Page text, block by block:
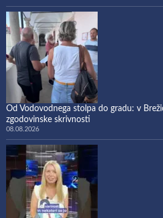
Od Vodovodnega stolpa do gradu: v
zgodovinske skrivnosti
08.08.2026